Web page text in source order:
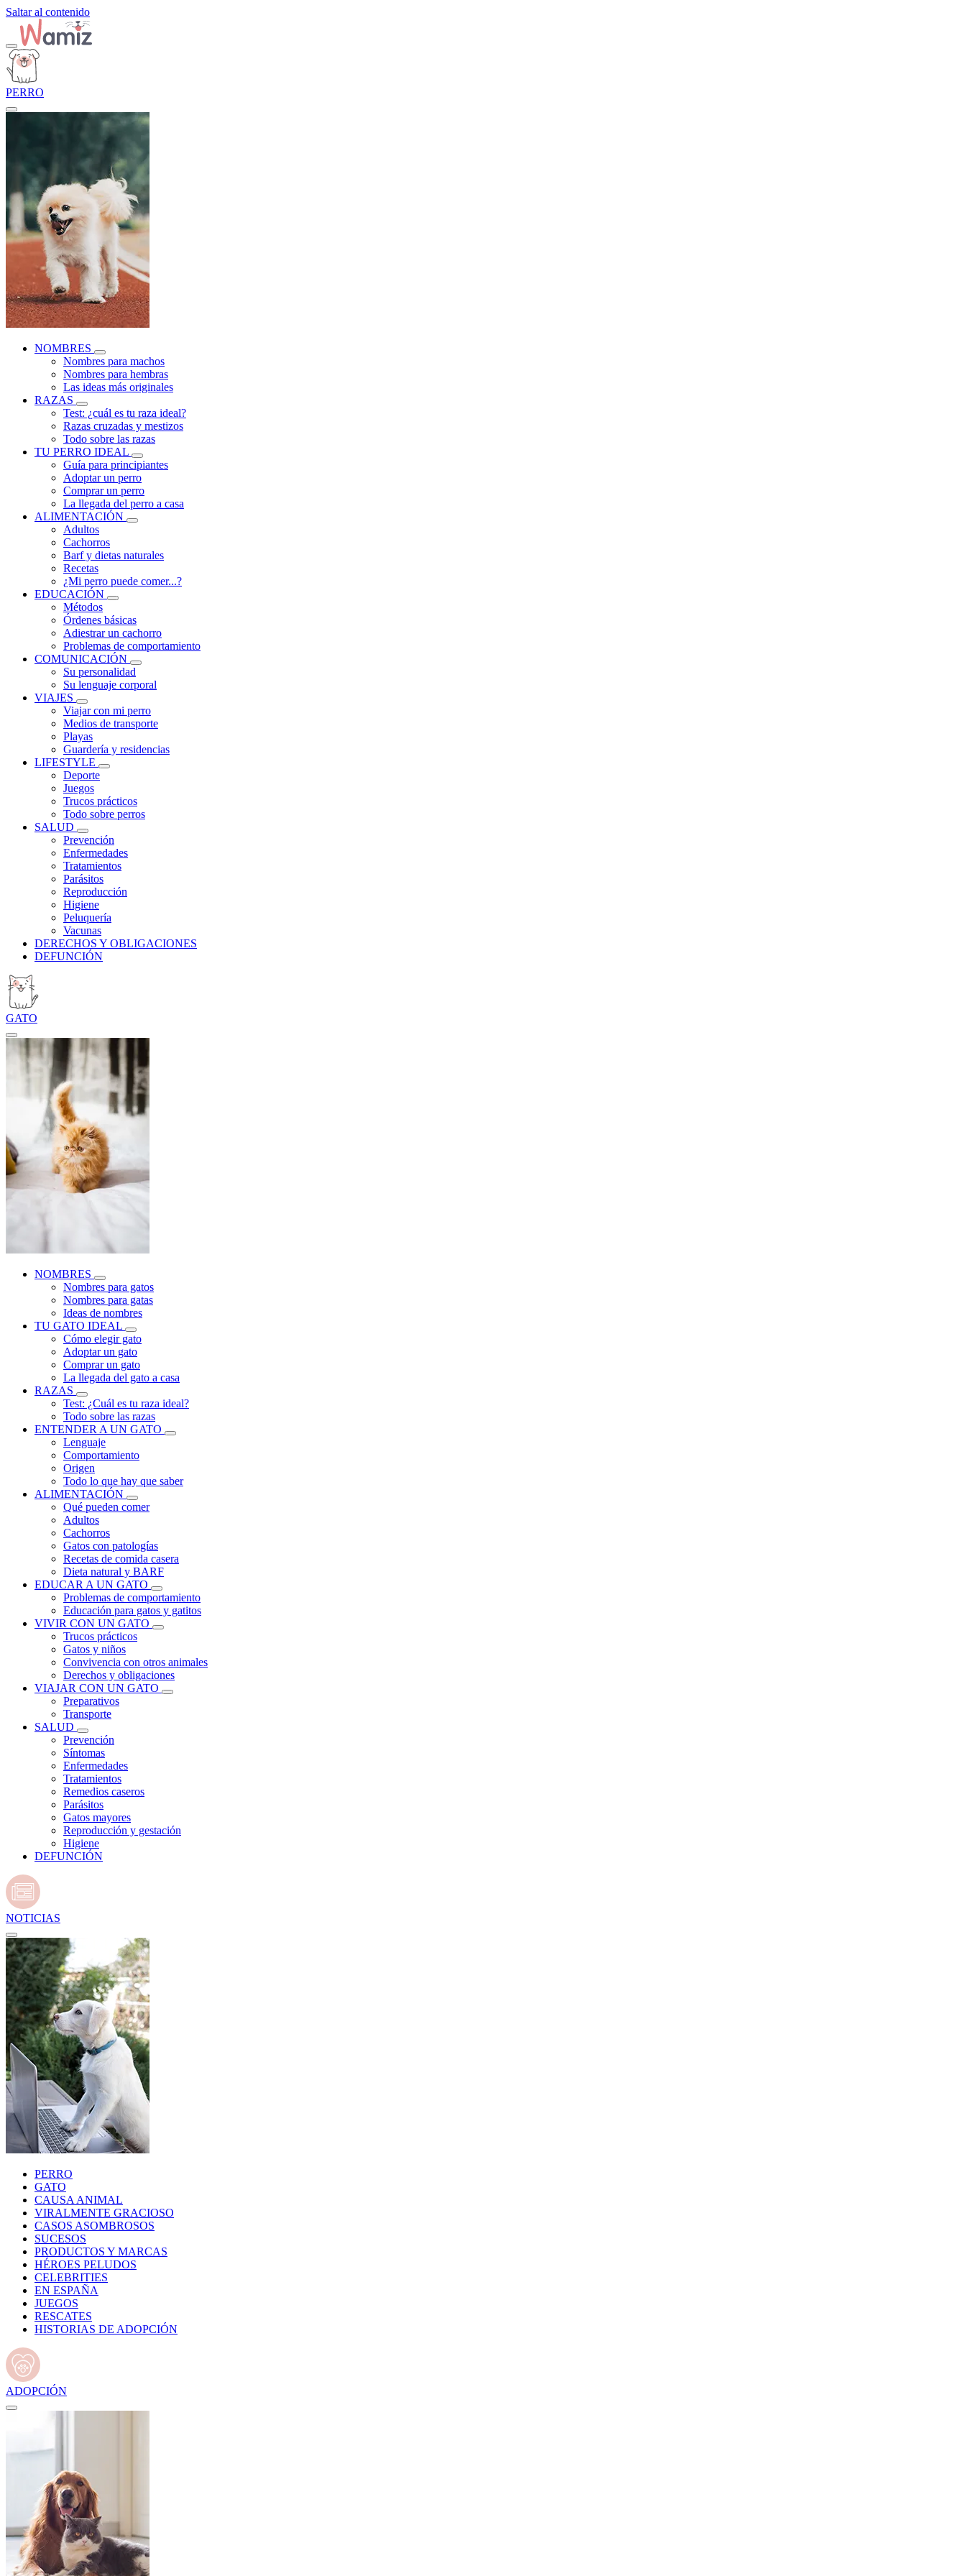
Saltar al contenido
PERRO
NOMBRES
Nombres para machos
Nombres para hembras
Las ideas más originales
RAZAS
Test: ¿cuál es tu raza ideal?
Razas cruzadas y mestizos
Todo sobre las razas
TU PERRO IDEAL
Guía para principiantes
Adoptar un perro
Comprar un perro
La llegada del perro a casa
ALIMENTACIÓN
Adultos
Cachorros
Barf y dietas naturales
Recetas
¿Mi perro puede comer...?
EDUCACIÓN
Métodos
Órdenes básicas
Adiestrar un cachorro
Problemas de comportamiento
COMUNICACIÓN
Su personalidad
Su lenguaje corporal
VIAJES
Viajar con mi perro
Medios de transporte
Playas
Guardería y residencias
LIFESTYLE
Deporte
Juegos
Trucos prácticos
Todo sobre perros
SALUD
Prevención
Enfermedades
Tratamientos
Parásitos
Reproducción
Higiene
Peluquería
Vacunas
DERECHOS Y OBLIGACIONES
DEFUNCIÓN
GATO
NOMBRES
Nombres para gatos
Nombres para gatas
Ideas de nombres
TU GATO IDEAL
Cómo elegir gato
Adoptar un gato
Comprar un gato
La llegada del gato a casa
RAZAS
Test: ¿Cuál es tu raza ideal?
Todo sobre las razas
ENTENDER A UN GATO
Lenguaje
Comportamiento
Origen
Todo lo que hay que saber
ALIMENTACIÓN
Qué pueden comer
Adultos
Cachorros
Gatos con patologías
Recetas de comida casera
Dieta natural y BARF
EDUCAR A UN GATO
Problemas de comportamiento
Educación para gatos y gatitos
VIVIR CON UN GATO
Trucos prácticos
Gatos y niños
Convivencia con otros animales
Derechos y obligaciones
VIAJAR CON UN GATO
Preparativos
Transporte
SALUD
Prevención
Síntomas
Enfermedades
Tratamientos
Remedios caseros
Parásitos
Gatos mayores
Reproducción y gestación
Higiene
DEFUNCIÓN
NOTICIAS
PERRO
GATO
CAUSA ANIMAL
VIRALMENTE GRACIOSO
CASOS ASOMBROSOS
SUCESOS
PRODUCTOS Y MARCAS
HÉROES PELUDOS
CELEBRITIES
EN ESPAÑA
JUEGOS
RESCATES
HISTORIAS DE ADOPCIÓN
ADOPCIÓN